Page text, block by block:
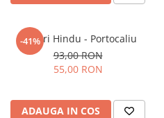
-41%
Șalvari Hindu - Portocaliu
93,00 RON
55,00 RON
ADAUGA IN COS